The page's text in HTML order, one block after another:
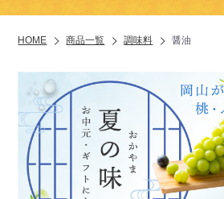
HOME 商品一覧 調味料 醤油